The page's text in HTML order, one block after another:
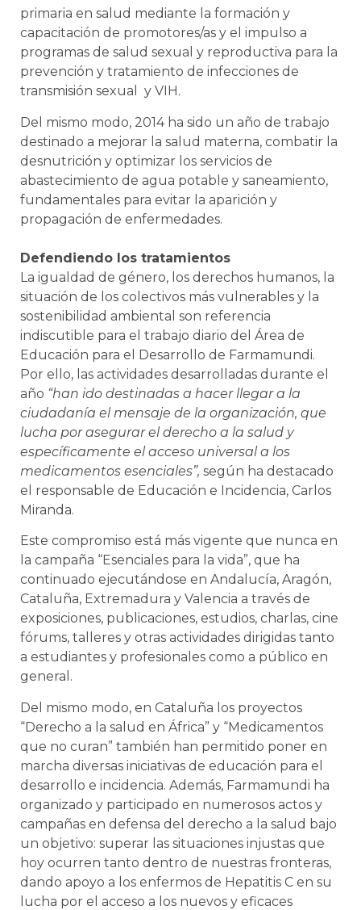
primaria en salud mediante la formación y
capacitación de promotores/as y el impulso a
programas de salud sexual y reproductiva para la
prevención y tratamiento de infecciones de
transmisión sexual y VIH.
Del mismo modo, 2014 ha sido un año de trabajo
destinado a mejorar la salud materna, combatir la
desnutrición y optimizar los servicios de
abastecimiento de agua potable y saneamiento,
fundamentales para evitar la aparición y
propagación de enfermedades.
Defendiendo los tratamientos
La igualdad de género, los derechos humanos, la
situación de los colectivos más vulnerables y la
sostenibilidad ambiental son referencia
indiscutible para el trabajo diario del Área de
Educación para el Desarrollo de Farmamundi.
Por ello, las actividades desarrolladas durante el
año “han ido destinadas a hacer llegar a la
ciudadanía el mensaje de la organización, que
lucha por asegurar el derecho a la salud y
específicamente el acceso universal a los
medicamentos esenciales”, según ha destacado
el responsable de Educación e Incidencia, Carlos
Miranda.
Este compromiso está más vigente que nunca en
la campaña “Esenciales para la vida”, que ha
continuado ejecutándose en Andalucía, Aragón,
Cataluña, Extremadura y Valencia a través de
exposiciones, publicaciones, estudios, charlas, cine
fórums, talleres y otras actividades dirigidas tanto
a estudiantes y profesionales como a público en
general.
Del mismo modo, en Cataluña los proyectos
“Derecho a la salud en África” y “Medicamentos
que no curan” también han permitido poner en
marcha diversas iniciativas de educación para el
desarrollo e incidencia. Además, Farmamundi ha
organizado y participado en numerosos actos y
campañas en defensa del derecho a la salud bajo
un objetivo: superar las situaciones injustas que
hoy ocurren tanto dentro de nuestras fronteras,
dando apoyo a los enfermos de Hepatitis C en su
lucha por el acceso a los nuevos y eficaces